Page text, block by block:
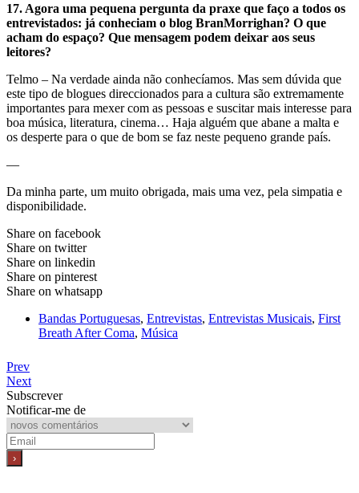
17. Agora uma pequena pergunta da praxe que faço a todos os
entrevistados: já conheciam o blog BranMorrighan? O que
acham do espaço? Que mensagem podem deixar aos seus
leitores?
Telmo – Na verdade ainda não conhecíamos. Mas sem dúvida que
este tipo de blogues direccionados para a cultura são extremamente
importantes para mexer com as pessoas e suscitar mais interesse para
boa música, literatura, cinema… Haja alguém que abane a malta e
os desperte para o que de bom se faz neste pequeno grande país.
—
Da minha parte, um muito obrigada, mais uma vez, pela simpatia e
disponibilidade.
Share on facebook
Share on twitter
Share on linkedin
Share on pinterest
Share on whatsapp
Bandas Portuguesas, Entrevistas, Entrevistas Musicais, First
Breath After Coma, Música
Prev
Next
Subscrever
Notificar-me de